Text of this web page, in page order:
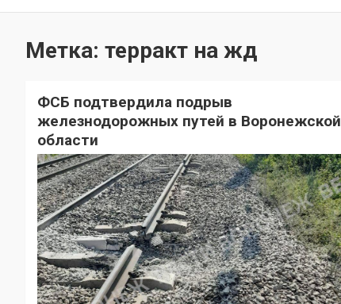
Метка: терракт на жд
ФСБ подтвердила подрыв
железнодорожных путей в Воронежской
области